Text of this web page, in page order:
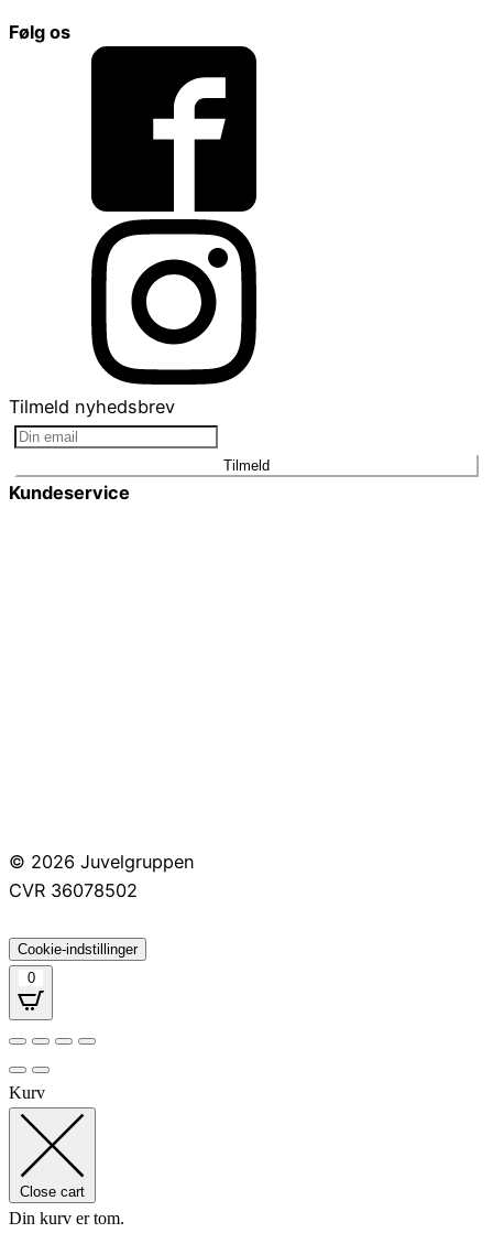
Følg os
Tilmeld nyhedsbrev
Tilmeld
Kundeservice
© 2026 Juvelgruppen
CVR 36078502
Cookie-indstillinger
0
Kurv
Close cart
Din kurv er tom.